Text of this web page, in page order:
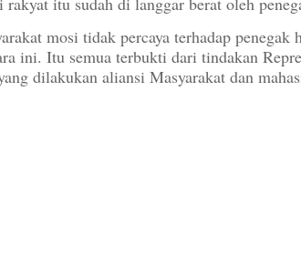
mosi tidak percaya terhadap penegak
ini. Itu semua terbukti dari tindakan
dilakukan aliansi Masyarakat dan